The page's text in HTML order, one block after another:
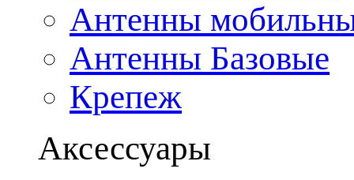
Антенны
Антенны Базовые
Крепеж
Аксессуары